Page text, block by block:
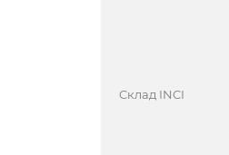
Cклад INCI